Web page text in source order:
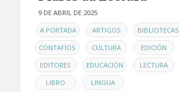
9 DE ABRIL DE 2025
ENA PORTADA , ARTIGOS , BIBLIOTECAS
CONTAFÍOS , CULTURA , EDICIÓN ,
EDITORES , EDUCACIÓN , LECTURA ,
LIBRO , LINGUA ,